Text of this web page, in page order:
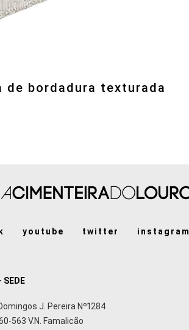
de bordadura texturada
youtube twitter instagram
SEDE
J. Pereira Nº1284
563 V.N. Famalicão